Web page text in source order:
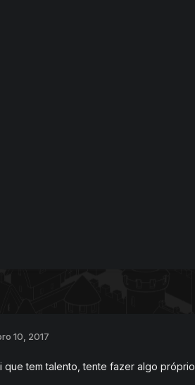
10, 2017
que tem talento, tente fazer algo